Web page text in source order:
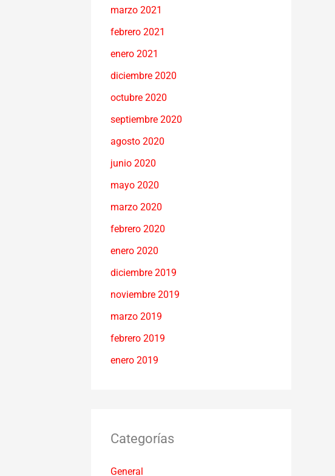
marzo 2021
febrero 2021
enero 2021
diciembre 2020
octubre 2020
septiembre 2020
agosto 2020
junio 2020
mayo 2020
marzo 2020
febrero 2020
enero 2020
diciembre 2019
noviembre 2019
marzo 2019
febrero 2019
enero 2019
Categorías
General